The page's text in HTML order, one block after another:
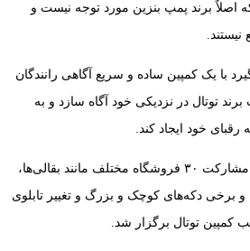
برند پمپ بنزین مورد توجه نیست و
با یک کمپین ساده و سریع آگاهی رانندگان
توتال در نزدیکی خود آگاه سازد و به
خود ایجاد کند.
بدین ترتیب در مرحله اول با مشارکت ۳۰ فروشگاه مختلف مانند بقالی‌ها،
و برخی دکه‌های کوچک و بزرگ و تغییر تابلوی